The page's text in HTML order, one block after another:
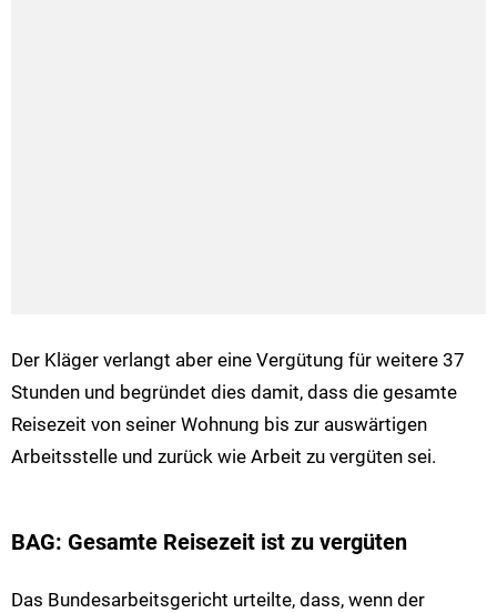
Der Kläger verlangt aber eine Vergütung für weitere 37
Stunden und begründet dies damit, dass die gesamte
Reisezeit von seiner Wohnung bis zur auswärtigen
Arbeitsstelle und zurück wie Arbeit zu vergüten sei.
BAG: Gesamte Reisezeit ist zu vergüten
Das Bundesarbeitsgericht urteilte, dass, wenn der